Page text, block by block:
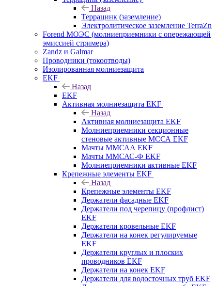
Назад
Террацинк (заземление)
Электролитическое заземление TerraZn
Forend МОЭС (молниеприемники с опережающей
эмиссией стримера)
Zandz и Galmar
Проводники (токоотводы)
Изолированная молниезащита
EKF
Назад
EKF
Активная молниезащита EKF
Назад
Активная молниезащита EKF
Молниеприемники секционные
стеновые активные МССА EKF
Мачты ММСАА EKF
Мачты ММСАС-Ф EKF
Молниеприемники активные EKF
Крепежные элементы EKF
Назад
Крепежные элементы EKF
Держатели фасадные EKF
Держатели под черепицу (профлист)
EKF
Держатели кровельные EKF
Держатели на конек регулируемые
EKF
Держатели круглых и плоских
проводников EKF
Держатели на конек EKF
Держатели для водосточных труб EKF